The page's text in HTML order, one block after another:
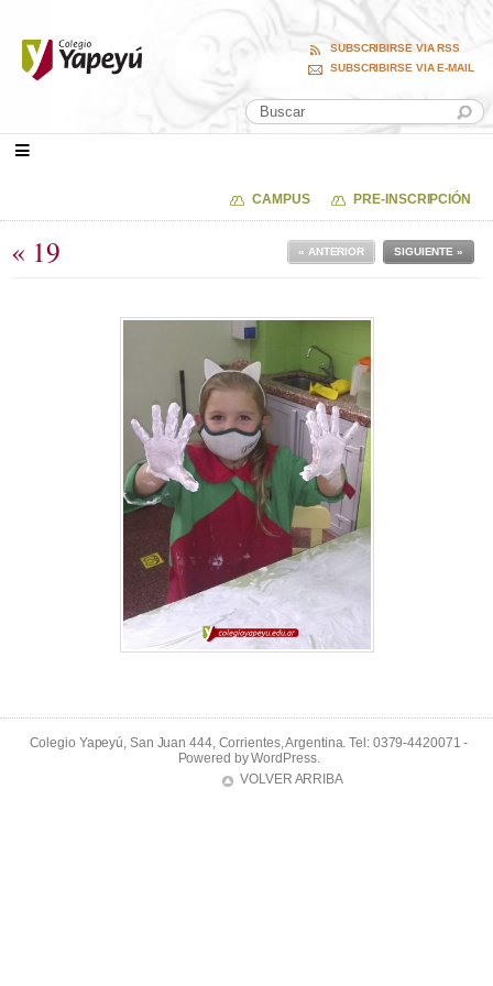
SUBSCRIBIRSE VIA RSS
SUBSCRIBIRSE VIA E-MAIL
CAMPUS PRE-INSCRIPCIÓN
« 19 SIGUIENTE »
« ANTERIOR
Colegio Yapeyú, San Juan 444, Corrientes, Argentina. Tel: 0379-4420071 -
Powered byWordPress.
VOLVER ARRIBA